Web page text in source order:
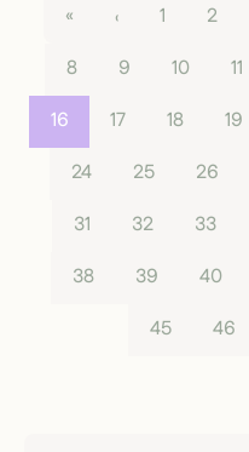
« ‹ 1 2
8
9 10 11
16
17 18 19
24
25 26
31
32 33
38
39 40
45
46